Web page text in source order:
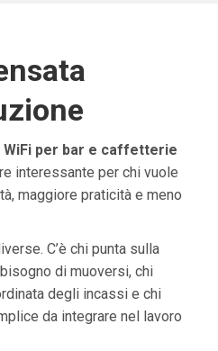
WiFi per bar e caffetterie
interessante per chi vuole
maggiore praticità e meno
C’è chi punta sulla
di muoversi, chi
degli incassi e chi
da integrare nel lavoro